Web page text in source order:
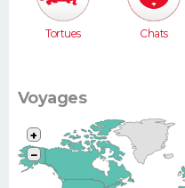
Tortues Chats
Voyages
+
−